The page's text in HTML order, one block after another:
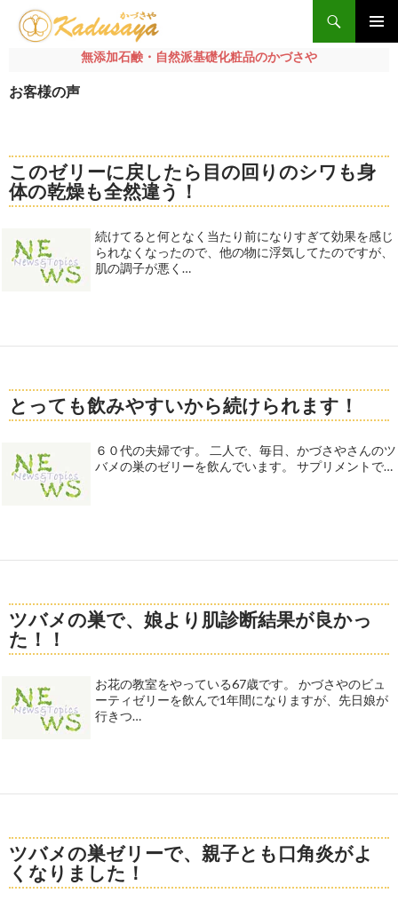
無添加石鹸・自然派基礎化粧品のかづさや
コ
ツ
へ
ス
ッ
プ
お客様の声
このゼリーに戻したら目の回りのシワも身
体の乾燥も全然違う！
続けてると何となく当たり前になりすぎて効果を感じ
られなくなったので、他の物に浮気してたのですが、
肌の調子が悪く…
とっても飲みやすいから続けられます！
６０代の夫婦です。 二人で、毎日、かづさやさんのツ
バメの巣のゼリーを飲んでいます。 サプリメントで…
ツバメの巣で、娘より肌診断結果が良かっ
た！！
お花の教室をやっている67歳です。 かづさやのビュ
ーティゼリーを飲んで1年間になりますが、先日娘が
行きつ…
ツバメの巣ゼリーで、親子とも口角炎がよ
くなりました！